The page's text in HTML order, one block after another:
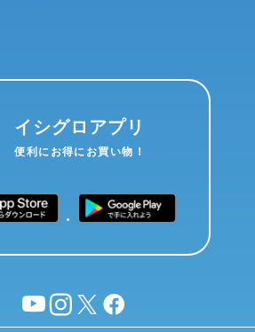
イシグロアプリ
便利にお得にお買い物！
YouTubeinstagram
X facebook